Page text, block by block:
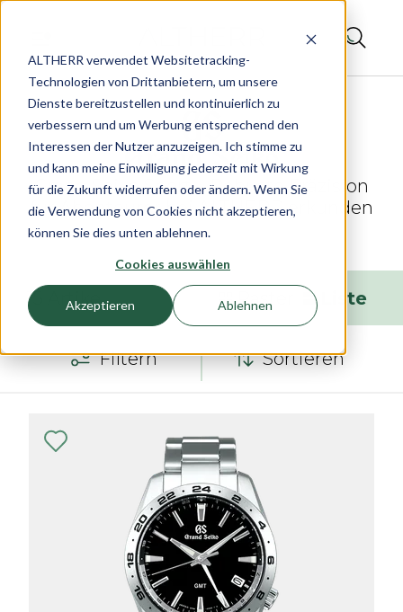
ALTHERR verwendet Websitetracking-
Technologien von Drittanbietern, um unsere
Dienste bereitzustellen und kontinuierlich zu
verbessern und um Werbung entsprechend den
Interessen der Nutzer anzuzeigen. Ich stimme zu
und kann meine Einwilligung jederzeit mit Wirkung
für die Zukunft widerrufen oder ändern. Wenn Sie
die Verwendung von Cookies nicht akzeptieren,
können Sie dies unten ablehnen.
Cookies auswählen
Akzeptieren Ablehnen
Grand Seiko Sport – Robuste Präzision
für Abenteurer bei ALTHERR erkunden
15 Artikel Raster Liste
Filtern Sortieren